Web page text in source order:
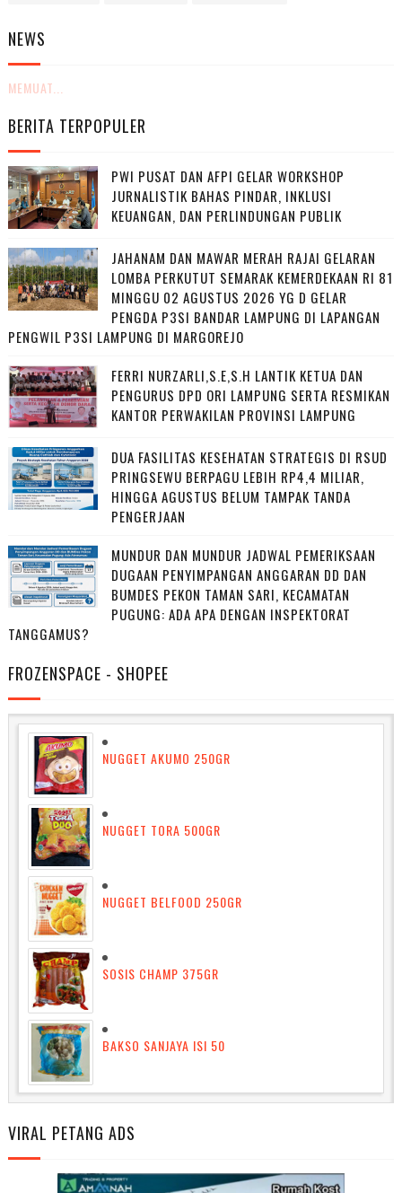
NEWS
MEMUAT...
BERITA TERPOPULER
PWI PUSAT DAN AFPI GELAR WORKSHOP
JURNALISTIK BAHAS PINDAR, INKLUSI
KEUANGAN, DAN PERLINDUNGAN PUBLIK
JAHANAM DAN MAWAR MERAH RAJAI GELARAN
LOMBA PERKUTUT SEMARAK KEMERDEKAAN RI 81
MINGGU 02 AGUSTUS 2026 YG D GELAR
PENGDA P3SI BANDAR LAMPUNG DI LAPANGAN
PENGWIL P3SI LAMPUNG DI MARGOREJO
FERRI NURZARLI,S.E,S.H LANTIK KETUA DAN
PENGURUS DPD ORI LAMPUNG SERTA RESMIKAN
KANTOR PERWAKILAN PROVINSI LAMPUNG
DUA FASILITAS KESEHATAN STRATEGIS DI RSUD
PRINGSEWU BERPAGU LEBIH RP4,4 MILIAR,
HINGGA AGUSTUS BELUM TAMPAK TANDA
PENGERJAAN
MUNDUR DAN MUNDUR JADWAL PEMERIKSAAN
DUGAAN PENYIMPANGAN ANGGARAN DD DAN
BUMDES PEKON TAMAN SARI, KECAMATAN
PUGUNG: ADA APA DENGAN INSPEKTORAT
TANGGAMUS?
FROZENSPACE - SHOPEE
NUGGET AKUMO 250GR
NUGGET TORA 500GR
NUGGET BELFOOD 250GR
SOSIS CHAMP 375GR
BAKSO SANJAYA ISI 50
VIRAL PETANG ADS